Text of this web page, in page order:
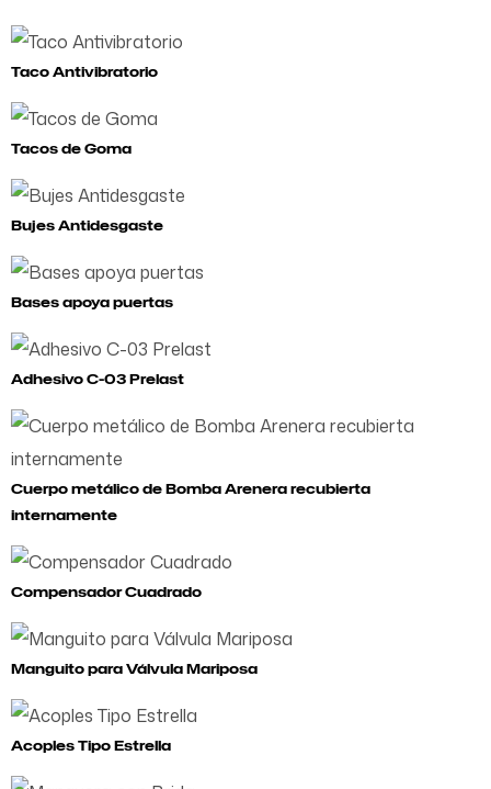
Taco Antivibratorio
Tacos de Goma
Bujes Antidesgaste
Bases apoya puertas
Adhesivo C-03 Prelast
Cuerpo metálico de Bomba Arenera recubierta
internamente
Compensador Cuadrado
Manguito para Válvula Mariposa
Acoples Tipo Estrella